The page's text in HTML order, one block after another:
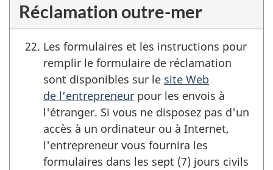
Réclamation outre-mer
Les formulaires et les instructions pour
remplir le formulaire de réclamation
sont disponibles sur le site Web
de l’entrepreneur pour les envois à
l'étranger. Si vous ne disposez pas d'un
accès à un ordinateur ou à Internet,
l'entrepreneur vous fournira les
formulaires dans les sept (7) jours civils